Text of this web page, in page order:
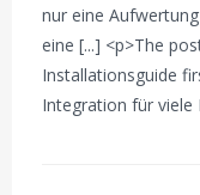
nur eine
eine [...] <p>The
Installationsguide
Integration für viele